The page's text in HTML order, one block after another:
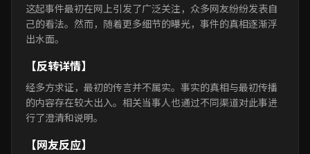
这起事件最初在网上引发了广泛关注，众多网友纷纷发表自
己的看法。然而，随着更多细节的曝光，事件的真相逐渐浮
出水面。
【反转详情】
经多方求证，最初的传言并不属实。事实的真相与最初传播
的内容存在较大出入。相关当事人也通过不同渠道对此事进
行了澄清和说明。
【网友反应】